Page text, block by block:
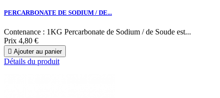
PERCARBONATE DE SODIUM / DE...
Contenance : 1KG Percarbonate de Sodium / de Soude est...
Prix 4,80 €
 Ajouter au panier
Détails du produit